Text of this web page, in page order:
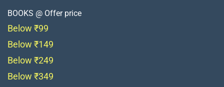
BOOKS @ Offer price
Below ₹99
Below ₹149
Below ₹249
Below ₹349